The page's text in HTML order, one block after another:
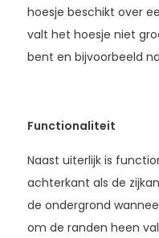
hoesje beschikt over
valt het hoesje niet
bent en bijvoorbeeld
Functionaliteit
Naast uiterlijk is
achterkant als de
de ondergrond
om de randen heen